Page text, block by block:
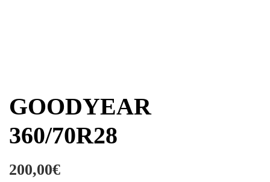
GOODYEAR
360/70R28
200,00€